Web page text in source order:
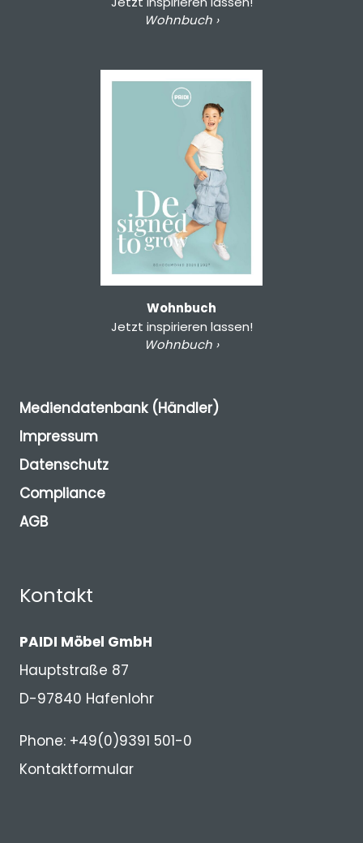
Wohnbuch ›
Wohnbuch
Jetzt inspirieren lassen!
Wohnbuch ›
Mediendatenbank (Händler)
Impressum
Datenschutz
Compliance
AGB
Kontakt
PAIDI Möbel GmbH
Hauptstraße 87
D-97840 Hafenlohr
Phone: +49(0)9391 501-0
Kontaktformular